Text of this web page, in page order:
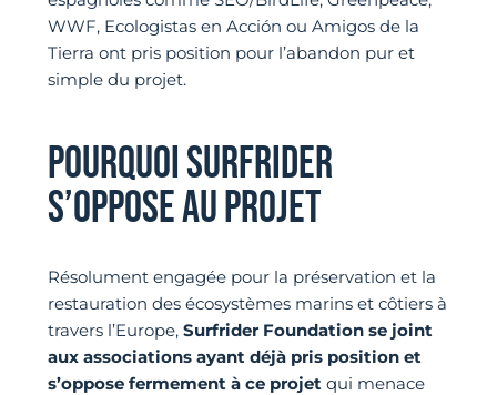
WWF, Ecologistas en Acción ou Amigos de la
Tierra ont pris position pour l’abandon pur et
simple du projet.
POURQUOI SURFRIDER
S’OPPOSE AU PROJET
Résolument engagée pour la préservation et la
restauration des écosystèmes marins et côtiers à
travers l’Europe, Surfrider Foundation se joint
aux associations ayant déjà pris position et
s’oppose fermement à ce projet qui menace